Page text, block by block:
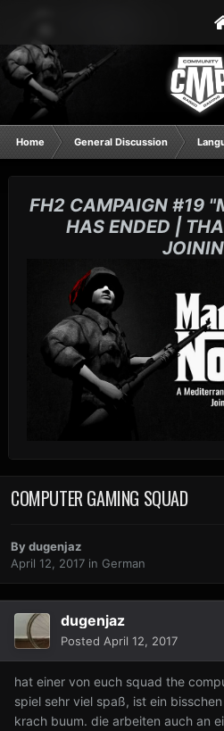
Home General Discussion
FH2 CAMPAIGN #19
HAS ENDED |
COMPUTER GAMING SQUAD
Bydugenjaz
April 12, 2017 in German
dugenjaz
Posted April 12, 2017
hat einer von euch squad the
spiel sehr viel spaß, ist ein
krach buum. die arbeiten auch an